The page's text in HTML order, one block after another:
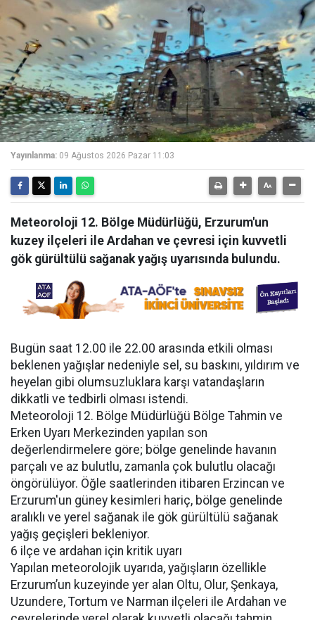
Yayınlanma: 09 Ağustos 2026 Pazar 11:03
Meteoroloji 12. Bölge Müdürlüğü, Erzurum'un
kuzey ilçeleri ile Ardahan ve çevresi için kuvvetli
gök gürültülü sağanak yağış uyarısında bulundu.
Bugün saat 12.00 ile 22.00 arasında etkili olması
beklenen yağışlar nedeniyle sel, su baskını, yıldırım ve
heyelan gibi olumsuzluklara karşı vatandaşların
dikkatli ve tedbirli olması istendi.
Meteoroloji 12. Bölge Müdürlüğü Bölge Tahmin ve
Erken Uyarı Merkezinden yapılan son
değerlendirmelere göre; bölge genelinde havanın
parçalı ve az bulutlu, zamanla çok bulutlu olacağı
öngörülüyor. Öğle saatlerinden itibaren Erzincan ve
Erzurum'un güney kesimleri hariç, bölge genelinde
aralıklı ve yerel sağanak ile gök gürültülü sağanak
yağış geçişleri bekleniyor.
6 ilçe ve ardahan için kritik uyarı
Yapılan meteorolojik uyarıda, yağışların özellikle
Erzurum’un kuzeyinde yer alan Oltu, Olur, Şenkaya,
Uzundere, Tortum ve Narman ilçeleri ile Ardahan ve